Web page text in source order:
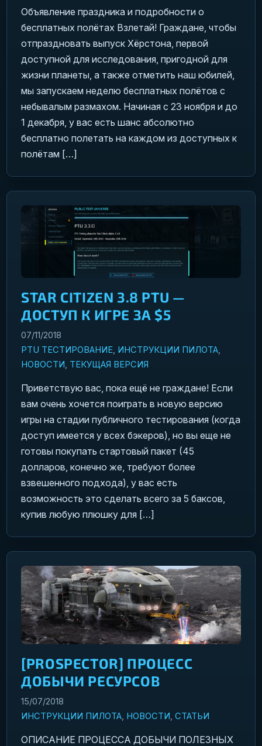
Объявление праздника и подробности о
бесплатных полётах Взлетай! Граждане, чтобы
отпраздновать выпуск Хёрстона, первой
доступной для исследования, пригодной для
жизни планеты, а также отметить наш юбилей,
мы запускаем неделю бесплатных полётов с
небывалым размахом. Начиная с 23 ноября и до
1 декабря, у вас есть шанс абсолютно
бесплатно полетать на каждом из доступных к
полётам […]
STAR CITIZEN 3.8 PTU —
ДОСТУП К ИГРЕ ЗА $5
07/11/2018
PTU ТЕСТИРОВАНИЕ, ИНСТРУКЦИИ ПИЛОТА,
НОВОСТИ, ТЕКУЩАЯ ВЕРСИЯ
Приветствую вас, пока ещё не граждане! Если
вам очень хочется поиграть в новую версию
игры на стадии публичного тестирования (когда
доступ имеется у всех бэкеров), но вы еще не
готовы покупать стартовый пакет (45
долларов, конечно же, требуют более
взвешенного подхода), у вас есть
возможность это сделать всего за 5 баксов,
купив любую плюшку для […]
[PROSPECTOR] ПРОЦЕСС
ДОБЫЧИ РЕСУРСОВ
15/07/2018
ИНСТРУКЦИИ ПИЛОТА НОВОСТИ ,СТАТЬИ
ОПИСАНИЕ ПРОЦЕССА ДОБЫЧИ ПОЛЕЗНЫХ